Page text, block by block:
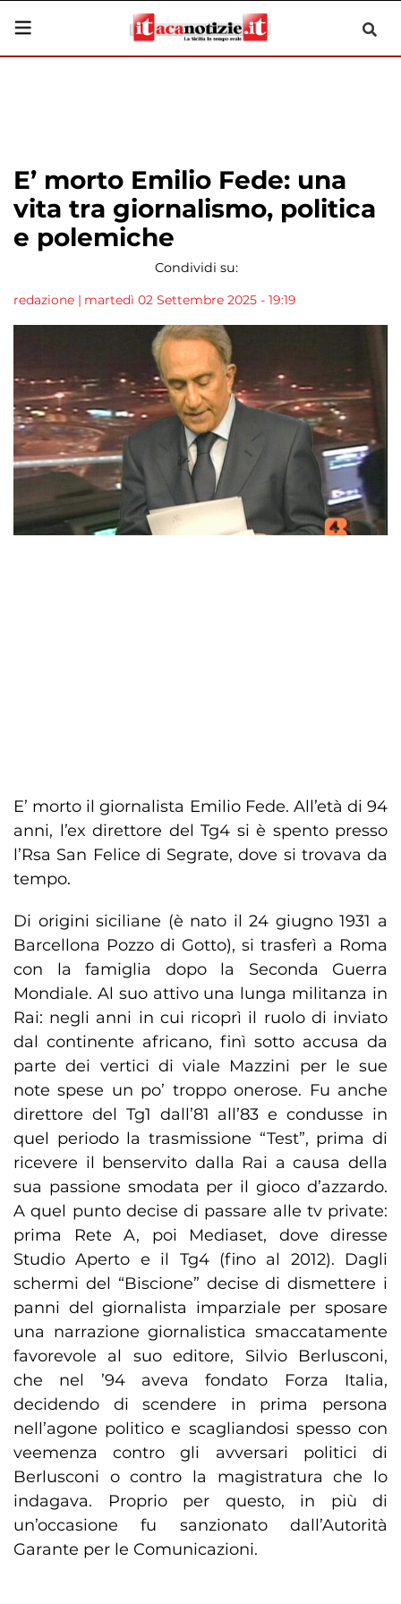
E’ morto Emilio Fede: una
vita tra giornalismo, politica
e polemiche
Condividi su:
redazione | martedì 02 Settembre 2025 - 19:19
E’ morto il giornalista Emilio Fede. All’età di 94
anni, l’ex direttore del Tg4 si è spento presso
l’Rsa San Felice di Segrate, dove si trovava da
tempo.
Di origini siciliane (è nato il 24 giugno 1931 a
Barcellona Pozzo di Gotto), si trasferì a Roma
con la famiglia dopo la Seconda Guerra
Mondiale. Al suo attivo una lunga militanza in
Rai: negli anni in cui ricoprì il ruolo di inviato
dal continente africano, finì sotto accusa da
parte dei vertici di viale Mazzini per le sue
note spese un po’ troppo onerose. Fu anche
direttore del Tg1 dall’81 all’83 e condusse in
quel periodo la trasmissione “Test”, prima di
ricevere il benservito dalla Rai a causa della
sua passione smodata per il gioco d’azzardo.
A quel punto decise di passare alle tv private:
prima Rete A, poi Mediaset, dove diresse
Studio Aperto e il Tg4 (fino al 2012). Dagli
schermi del “Biscione” decise di dismettere i
panni del giornalista imparziale per sposare
una narrazione giornalistica smaccatamente
favorevole al suo editore, Silvio Berlusconi,
che nel ’94 aveva fondato Forza Italia,
decidendo di scendere in prima persona
nell’agone politico e scagliandosi spesso con
veemenza contro gli avversari politici di
Berlusconi o contro la magistratura che lo
indagava. Proprio per questo, in più di
un’occasione fu sanzionato dall’Autorità
Garante per le Comunicazioni.